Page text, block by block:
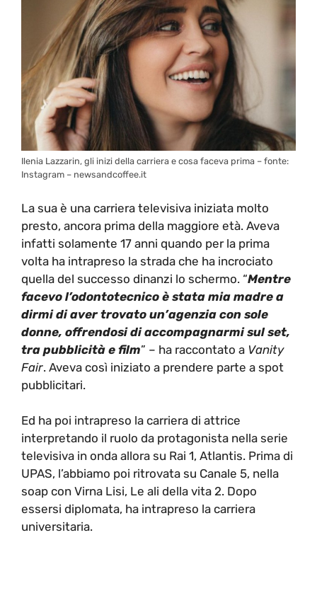
Ilenia Lazzarin, gli inizi della carriera e cosa faceva prima – fonte:
Instagram – newsandcoffee.it
La sua è una carriera televisiva iniziata molto
presto, ancora prima della maggiore età. Aveva
infatti solamente 17 anni quando per la prima
volta ha intrapreso la strada che ha incrociato
quella del successo dinanzi lo schermo. “Mentre
facevo l’odontotecnico è stata mia madre a
dirmi di aver trovato un’agenzia con sole
donne, offrendosi di accompagnarmi sul set,
tra pubblicità e film” – ha raccontato a Vanity
Fair. Aveva così iniziato a prendere parte a spot
pubblicitari.
Ed ha poi intrapreso la carriera di attrice
interpretando il ruolo da protagonista nella serie
televisiva in onda allora su Rai 1, Atlantis. Prima di
UPAS, l’abbiamo poi ritrovata su Canale 5, nella
soap con Virna Lisi, Le ali della vita 2. Dopo
essersi diplomata, ha intrapreso la carriera
universitaria.